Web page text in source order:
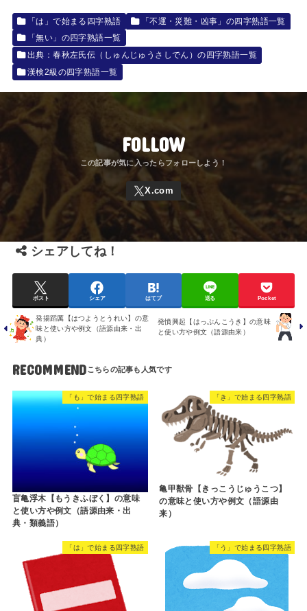
「は」で始まる四字熟語
「不運・災難・凶事」の四字熟語一覧
「無い」の四字熟語一覧
出典：春秋左氏伝（しゅんじゅうさしでん）の四字熟語一覧
漢検2級の四字熟語一覧
FOLLOW
シェアしてね！
ポスト シェア はてブ 送る Pocket
発揚蹈厲【はつようとうれい】の意
味と使い方や例文（語源由来・出
典）
発憤興起【はっぷんこうき】の意味
と使い方や例文（語源由来）
RECOMMEND
「も」で始まる四字熟語
盲亀浮木【もうきふぼく】の意味
と使い方や例文（語源由来・出
典・類義語）
「き」で始まる四字熟語
亀甲獣骨【きっこうじゅうこつ】
の意味と使い方や例文（語源由
来）
「は」で始まる四字熟語 「う」で始まる四字熟語